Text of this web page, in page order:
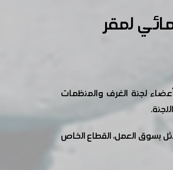
لمقر
لجنة الغرف والمنظمات
بسوق العمل، القطاع الخاص